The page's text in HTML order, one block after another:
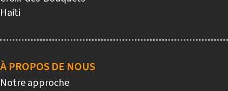
Haiti
navigation
À PROPOS DE NOUS
Notre approche